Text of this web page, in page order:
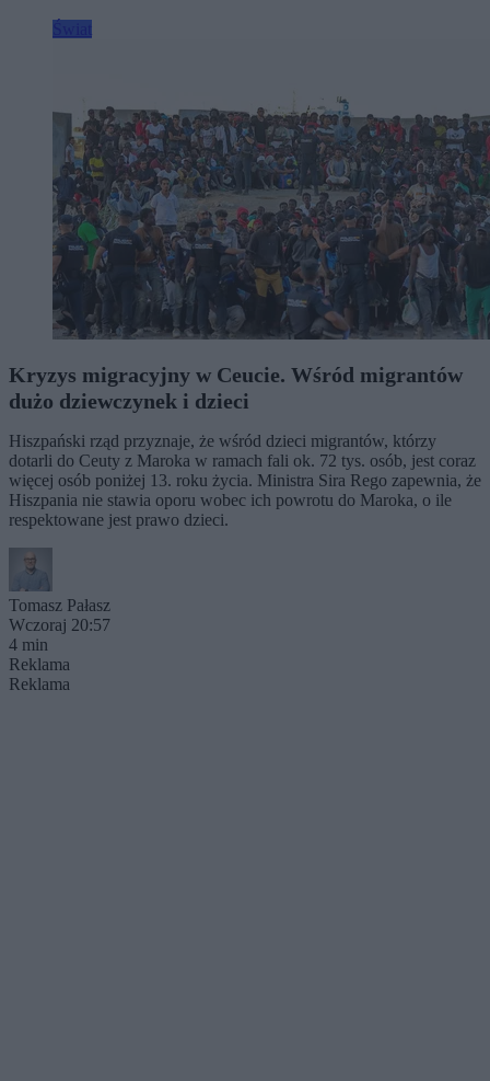
Kryzys migracyjny w Ceucie. Wśród migrantów
dużo dziewczynek i dzieci
Hiszpański rząd przyznaje, że wśród dzieci migrantów, którzy
dotarli do Ceuty z Maroka w ramach fali ok. 72 tys. osób, jest coraz
więcej osób poniżej 13. roku życia. Ministra Sira Rego zapewnia, że
Hiszpania nie stawia oporu wobec ich powrotu do Maroka, o ile
respektowane jest prawo dzieci.
Tomasz Pałasz
Wczoraj 20:57
4 min
Reklama
Reklama